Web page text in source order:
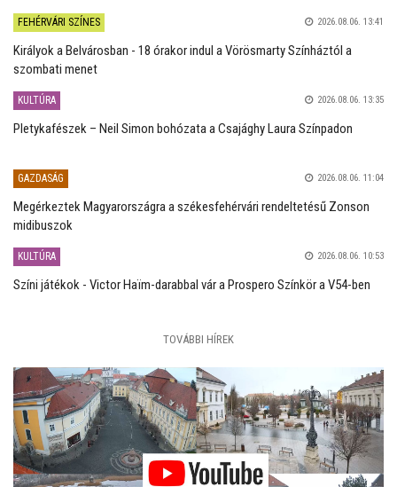
FEHÉRVÁRI SZÍNES 2026.08.06. 13:41
Királyok a Belvárosban - 18 órakor indul a Vörösmarty Színháztól a
szombati menet
KULTÚRA 2026.08.06. 13:35
Pletykafészek – Neil Simon bohózata a Csajághy Laura Színpadon
GAZDASÁG 2026.08.06. 11:04
Megérkeztek Magyarországra a székesfehérvári rendeltetésű Zonson
midibuszok
KULTÚRA 2026.08.06. 10:53
Színi játékok - Victor Haïm-darabbal vár a Prospero Színkör a V54-ben
TOVÁBBI HÍREK